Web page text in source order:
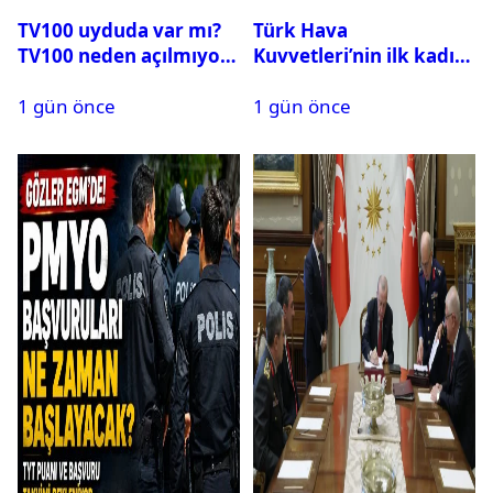
TV100 uyduda var mı?
TV100 neden açılmıyor?
1 gün önce
Türk Hava
Kuvvetleri’nin ilk kadın
Karapınar hakkında
ortaya çıktı
1 gün önce